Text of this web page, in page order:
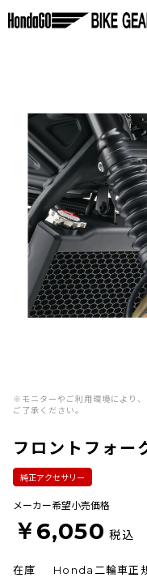
※モニターやご利用環境により
ご了承ください。
純正アクセサリー
フロントフォー
メーカー希望小売価格
￥6,050 税込
在庫 Honda二輪車正